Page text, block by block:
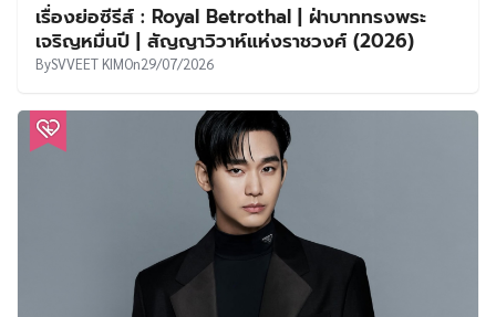
เรื่องย่อซีรีส์ : Royal Betrothal | ฝ่าบาททรงพระ
เจริญหมื่นปี | สัญญาวิวาห์แห่งราชวงศ์ (2026)
BySVVEET KIMOn29/07/2026